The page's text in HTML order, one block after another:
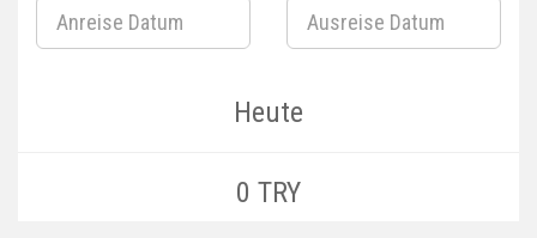
Heute
0 TRY